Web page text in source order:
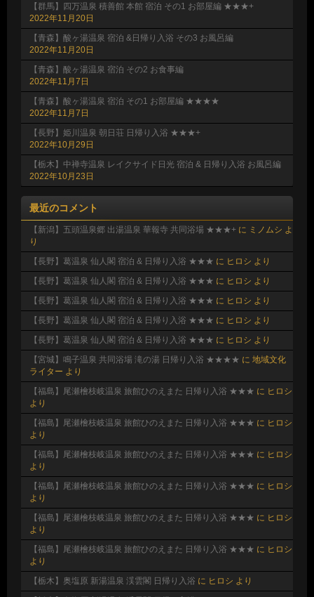
【群馬】四万温泉 積善館 本館 宿泊 その1 お部屋編 ★★★+
2022年11月20日
【青森】酸ヶ湯温泉 宿泊 &日帰り入浴 その3 お風呂編
2022年11月20日
【青森】酸ヶ湯温泉 宿泊 その2 お食事編
2022年11月7日
【青森】酸ヶ湯温泉 宿泊 その1 お部屋編 ★★★★
2022年11月7日
【長野】姫川温泉 朝日荘 日帰り入浴 ★★★+
2022年10月29日
【栃木】中禅寺温泉 レイクサイド日光 宿泊 & 日帰り入浴 お風呂編
2022年10月23日
最近のコメント
【新潟】五頭温泉郷 出湯温泉 華報寺 共同浴場 ★★★+ に ミノムシ よ
り
【長野】葛温泉 仙人閣 宿泊 & 日帰り入浴 ★★★ に ヒロシ より
【長野】葛温泉 仙人閣 宿泊 & 日帰り入浴 ★★★ に ヒロシ より
【長野】葛温泉 仙人閣 宿泊 & 日帰り入浴 ★★★ に ヒロシ より
【長野】葛温泉 仙人閣 宿泊 & 日帰り入浴 ★★★ に ヒロシ より
【長野】葛温泉 仙人閣 宿泊 & 日帰り入浴 ★★★ に ヒロシ より
【宮城】鳴子温泉 共同浴場 滝の湯 日帰り入浴 ★★★★ に 地域文化
ライター より
【福島】尾瀬檜枝岐温泉 旅館ひのえまた 日帰り入浴 ★★★ に ヒロシ
より
【福島】尾瀬檜枝岐温泉 旅館ひのえまた 日帰り入浴 ★★★ に ヒロシ
より
【福島】尾瀬檜枝岐温泉 旅館ひのえまた 日帰り入浴 ★★★ に ヒロシ
より
【福島】尾瀬檜枝岐温泉 旅館ひのえまた 日帰り入浴 ★★★ に ヒロシ
より
【福島】尾瀬檜枝岐温泉 旅館ひのえまた 日帰り入浴 ★★★ に ヒロシ
より
【福島】尾瀬檜枝岐温泉 旅館ひのえまた 日帰り入浴 ★★★ に ヒロシ
より
【栃木】奥塩原 新湯温泉 渓雲閣 日帰り入浴 に ヒロシ より